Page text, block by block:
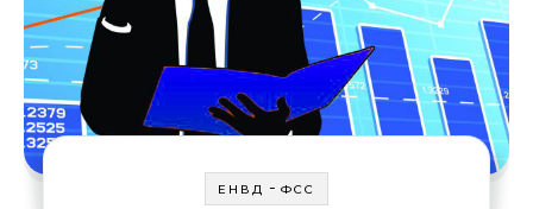
ЕНВД - ФСС